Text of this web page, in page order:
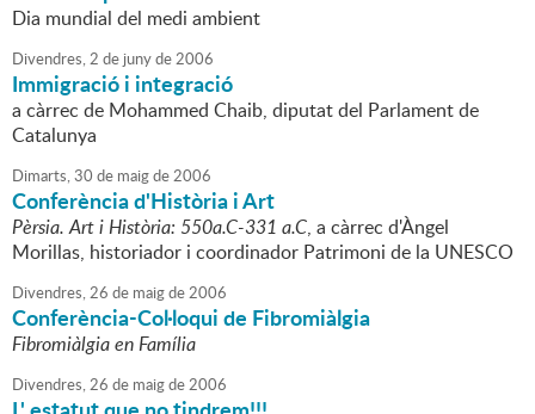
Dia mundial del medi ambient
Divendres,2 de junyde2006
Immigració i integració
a càrrec de Mohammed Chaib, diputat del Parlament de
Catalunya
Dimarts,30 de maigde2006
Conferència d'Història i Art
Pèrsia. Art i Història: 550a.C-331 a.C, a càrrec d'Àngel
Morillas, historiador i coordinador Patrimoni de la UNESCO
Divendres,26 de maigde2006
Conferència-Col·loqui de Fibromiàlgia
Fibromiàlgia en Família
Divendres,26 de maigde2006